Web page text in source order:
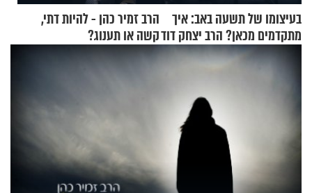
בעיצומו של תשעה באב: איך
מתקדמים מכאן? הרב יצחק דוד
גרוסמן בשיחה מיוחדת
הרב זמיר כהן - להיות דתי,
קשה או תענוג?